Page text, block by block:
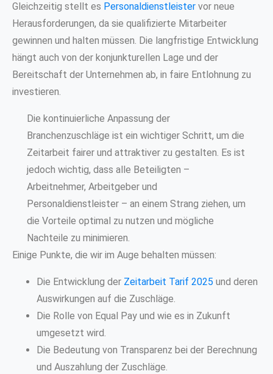
Gleichzeitig stellt es Personaldienstleister vor neue
Herausforderungen, da sie qualifizierte Mitarbeiter
gewinnen und halten müssen. Die langfristige Entwicklung
hängt auch von der konjunkturellen Lage und der
Bereitschaft der Unternehmen ab, in faire Entlohnung zu
investieren.
Die kontinuierliche Anpassung der
Branchenzuschläge ist ein wichtiger Schritt, um die
Zeitarbeit fairer und attraktiver zu gestalten. Es ist
jedoch wichtig, dass alle Beteiligten –
Arbeitnehmer, Arbeitgeber und
Personaldienstleister – an einem Strang ziehen, um
die Vorteile optimal zu nutzen und mögliche
Nachteile zu minimieren.
Einige Punkte, die wir im Auge behalten müssen:
Die Entwicklung der Zeitarbeit Tarif 2025 und deren
Auswirkungen auf die Zuschläge.
Die Rolle von Equal Pay und wie es in Zukunft
umgesetzt wird.
Die Bedeutung von Transparenz bei der Berechnung
und Auszahlung der Zuschläge.